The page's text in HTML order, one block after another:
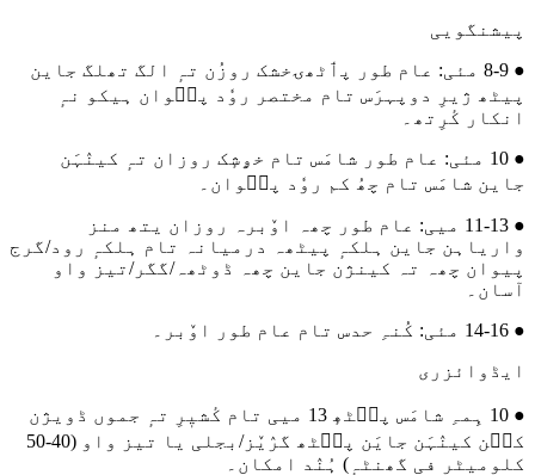
پیشنگویی
● 8-9 مئی: عام طور پٲٹھۍخشک روزُن تہٕ الگ تھلگ جاین
پیٹھ ژیرِ دوپہرَس تام مختصر روٗد پٮ۪وان ہیکو نہٕ
انکار کٔرِتھ۔
● 10 مئی: عام طور شامَس تام خۄشٕک روزان تہٕ کینٛہَن
جاین شامَس تام چھُ کم روٗد پٮ۪وان۔
● 11-13 میی: عام طور چھہ اوٚبرہ روزان یتھ منز
واریاہن جاین ہلکہٕ پیٹھہ درمیانہ تام ہلکہٕ رود/گرج
پیوان چھہ تہ کینژن جاین چھہ ڈوٹھہ/گگر/تیز واو
آسان۔
● 14-16 مئی: کُنہِ حدس تام عام طور اوٚبر۔
ایڈوائزری
● 10 ہِمہِ شامَس پٮ۪ٹھٕ 13 میی تام کٔشیٖرِ تہٕ جموں ڈویژن
کٮ۪ن کینٛہَن جایَن پٮ۪ٹھ گرٛیٚز/بجلی یا تیز واو (40-50
کلومیٹر فی گھنٹہٕ) ہُنٛد امکان۔